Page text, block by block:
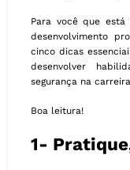
Para você que
desenvolvimento
cinco dicas
desenvolver
segurança na
Boa leitura!
1-